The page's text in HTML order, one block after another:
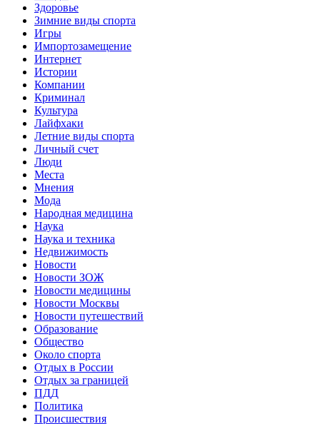
Здоровье
Зимние виды спорта
Игры
Импортозамещение
Интернет
Истории
Компании
Криминал
Культура
Лайфхаки
Летние виды спорта
Личный счет
Люди
Места
Мнения
Мода
Народная медицина
Наука
Наука и техника
Недвижимость
Новости
Новости ЗОЖ
Новости медицины
Новости Москвы
Новости путешествий
Образование
Общество
Около спорта
Отдых в России
Отдых за границей
ПДД
Политика
Происшествия